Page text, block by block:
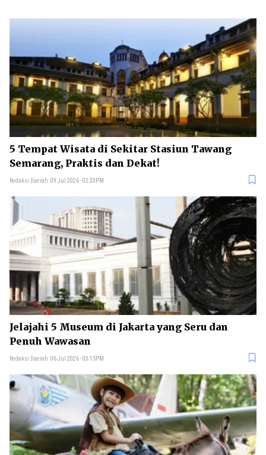
5 Tempat Wisata di Sekitar Stasiun Tawang
Semarang, Praktis dan Dekat!
Redaksi Daerah 09 Jul 2026 - 02:33PM
Jelajahi 5 Museum di Jakarta yang Seru dan
Penuh Wawasan
Redaksi Daerah 06 Jul 2026 - 03:15PM